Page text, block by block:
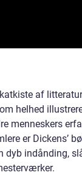
af
helhed
menneskers
er Dickens’
dyb indånding,